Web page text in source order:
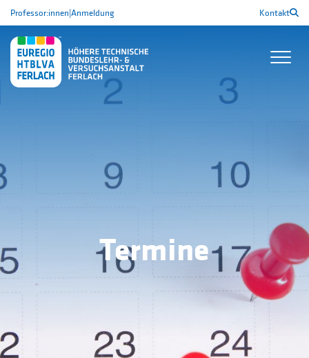
Professor:innen|Anmeldung Kontakt
Termine